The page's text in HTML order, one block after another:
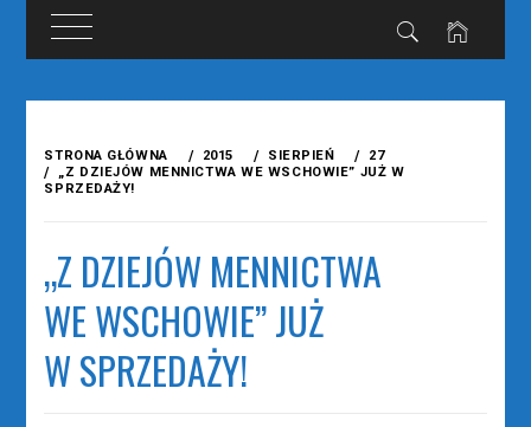
treści
STRONA GŁÓWNA 2015 SIERPIEŃ
27
„Z DZIEJÓW MENNICTWA WE WSCHOWIE” JUŻ W
SPRZEDAŻY!
„Z DZIEJÓW MENNICTWA
WE WSCHOWIE” JUŻ
W SPRZEDAŻY!